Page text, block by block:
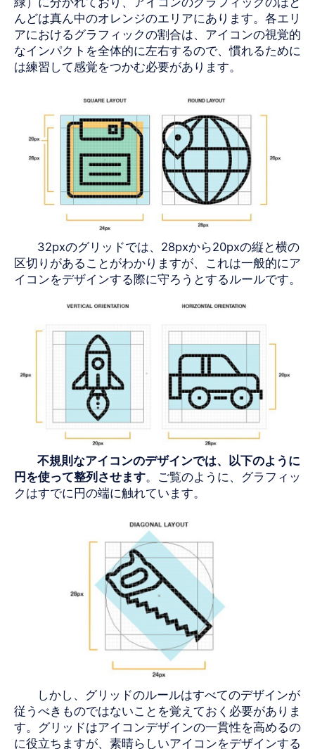
んどは真ん中のオレンジのエリアにあります。各エリ
アにおけるグラフィックの割合は、アイコンの視覚的
なインパクトを全体的に左右するので、慣れるために
は練習して感覚をつかむ必要があります。
32pxのグリッドでは、 28pxから20pxの縦と横の
区切りがあることがわかりますが、これは一般的にア
イコンをデザインする際に守ろうとするルールです。
不規則なアイコンのデザインでは、以下のように
円を使って整列させます。ご覧のように、グラフィッ
クはすでに円の端に触れています。
しかし、グリッドのルールはすべてのデザインが
従うべきものではないことを覚えておく必要がありま
す。グリッドはアイコンデザインの一貫性を高めるの
に役立ちますが、素晴らしいアイコンをデザインする